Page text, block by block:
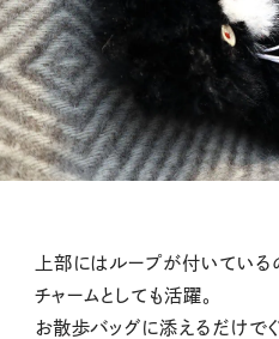
上部にはループが付いている
チャームとしても活躍。
お散歩バッグに添えるだけで